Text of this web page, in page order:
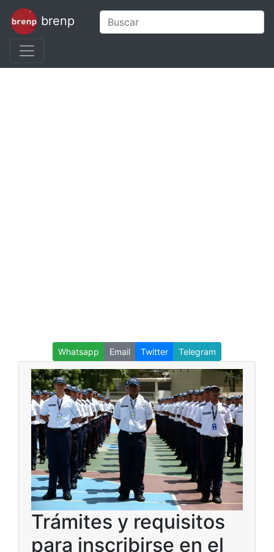
brenp
Whatsapp Email Twitter Telegram
Trámites y requisitos
para inscribirse en el